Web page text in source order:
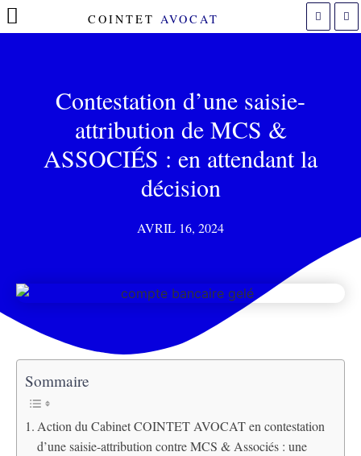
COINTET AVOCAT
Contestation d’une saisie-
attribution de MCS &
ASSOCIÉS : en attendant la
décision
AVRIL 16, 2024
Sommaire
Action du Cabinet COINTET AVOCAT en contestation
d’une saisie-attribution contre MCS & Associés : une